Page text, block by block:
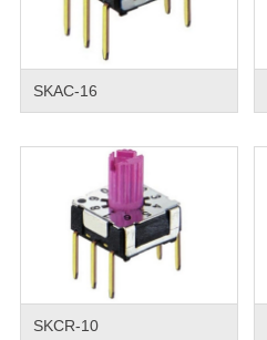
SKAC-16
SKCR-10